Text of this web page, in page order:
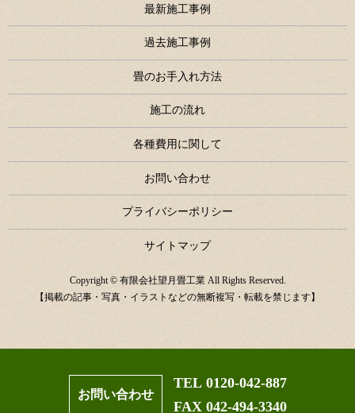
最新施工事例
過去施工事例
畳のお手入れ方法
施工の流れ
各種費用に関して
お問い合わせ
プライバシーポリシー
サイトマップ
Copyright © 有限会社望月畳工業 All Rights Reserved.
【掲載の記事・写真・イラストなどの無断複写・転載を禁じます】
お問い合わせ
TEL 0120-042-887
FAX 042-494-3340